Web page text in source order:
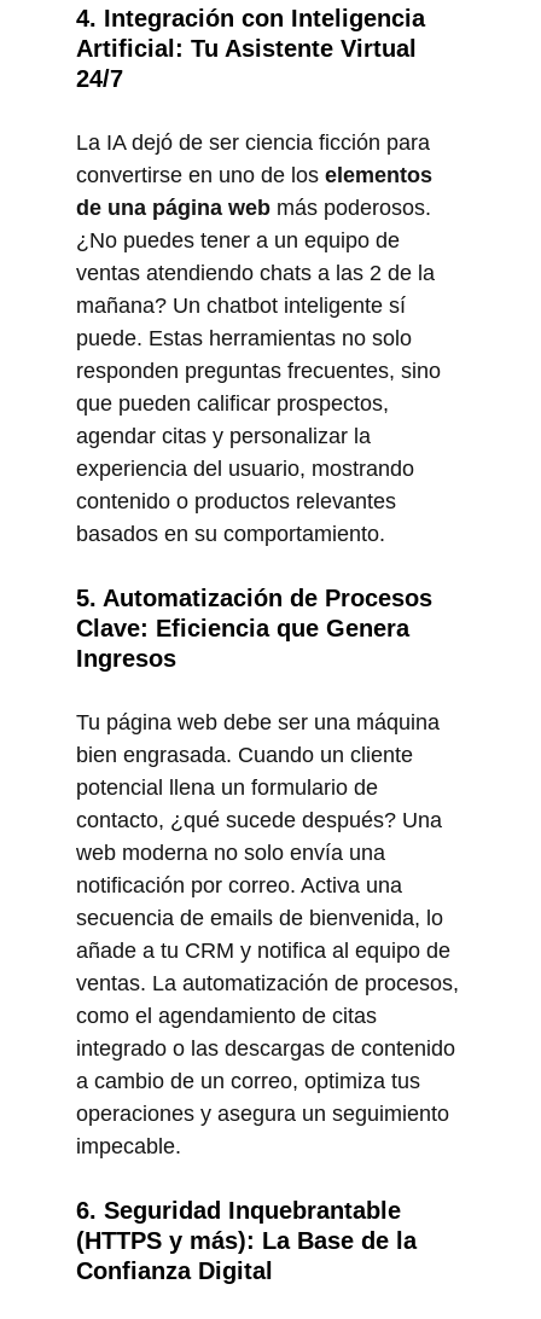
4. Integración con Inteligencia
Artificial: Tu Asistente Virtual
24/7
La IA dejó de ser ciencia ficción para
convertirse en uno de los elementos
de una página web más poderosos.
¿No puedes tener a un equipo de
ventas atendiendo chats a las 2 de la
mañana? Un chatbot inteligente sí
puede. Estas herramientas no solo
responden preguntas frecuentes, sino
que pueden calificar prospectos,
agendar citas y personalizar la
experiencia del usuario, mostrando
contenido o productos relevantes
basados en su comportamiento.
5. Automatización de Procesos
Clave: Eficiencia que Genera
Ingresos
Tu página web debe ser una máquina
bien engrasada. Cuando un cliente
potencial llena un formulario de
contacto, ¿qué sucede después? Una
web moderna no solo envía una
notificación por correo. Activa una
secuencia de emails de bienvenida, lo
añade a tu CRM y notifica al equipo de
ventas. La automatización de procesos,
como el agendamiento de citas
integrado o las descargas de contenido
a cambio de un correo, optimiza tus
operaciones y asegura un seguimiento
impecable.
6. Seguridad Inquebrantable
(HTTPS y más): La Base de la
Confianza Digital